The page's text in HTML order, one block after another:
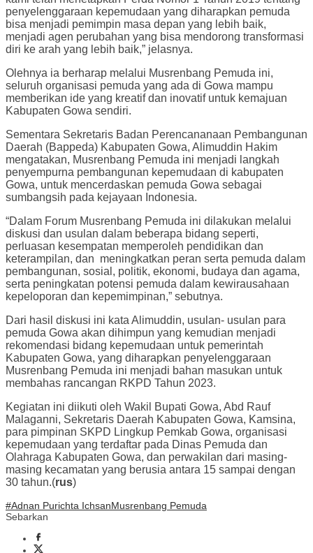
penyelenggaraan kepemudaan yang diharapkan pemuda
bisa menjadi pemimpin masa depan yang lebih baik,
menjadi agen perubahan yang bisa mendorong transformasi
diri ke arah yang lebih baik,” jelasnya.
Olehnya ia berharap melalui Musrenbang Pemuda ini,
seluruh organisasi pemuda yang ada di Gowa mampu
memberikan ide yang kreatif dan inovatif untuk kemajuan
Kabupaten Gowa sendiri.
Sementara Sekretaris Badan Perencananaan Pembangunan
Daerah (Bappeda) Kabupaten Gowa, Alimuddin Hakim
mengatakan, Musrenbang Pemuda ini menjadi langkah
penyempurna pembangunan kepemudaan di kabupaten
Gowa, untuk mencerdaskan pemuda Gowa sebagai
sumbangsih pada kejayaan Indonesia.
“Dalam Forum Musrenbang Pemuda ini dilakukan melalui
diskusi dan usulan dalam beberapa bidang seperti,
perluasan kesempatan memperoleh pendidikan dan
keterampilan, dan meningkatkan peran serta pemuda dalam
pembangunan, sosial, politik, ekonomi, budaya dan agama,
serta peningkatan potensi pemuda dalam kewirausahaan
kepeloporan dan kepemimpinan,” sebutnya.
Dari hasil diskusi ini kata Alimuddin, usulan- usulan para
pemuda Gowa akan dihimpun yang kemudian menjadi
rekomendasi bidang kepemudaan untuk pemerintah
Kabupaten Gowa, yang diharapkan penyelenggaraan
Musrenbang Pemuda ini menjadi bahan masukan untuk
membahas rancangan RKPD Tahun 2023.
Kegiatan ini diikuti oleh Wakil Bupati Gowa, Abd Rauf
Malaganni, Sekretaris Daerah Kabupaten Gowa, Kamsina,
para pimpinan SKPD Lingkup Pemkab Gowa, organisasi
kepemudaan yang terdaftar pada Dinas Pemuda dan
Olahraga Kabupaten Gowa, dan perwakilan dari masing-
masing kecamatan yang berusia antara 15 sampai dengan
30 tahun.(rus)
#Adnan Purichta IchsanMusrenbang Pemuda
Sebarkan